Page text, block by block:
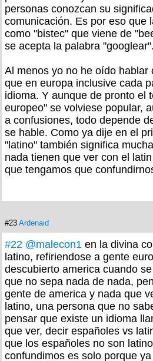
personas conozcan su
comunicación. Es por eso que
como "bistec" que viene de
se acepta la palabra "googlear".
Al menos yo no he oído hablar
que en europa inclusive cada
idioma. Y aunque de pronto el
europeo" se volviese popular,
a confusiones, todo depende
se hable. Como ya dije en el
"latino" también significa
nada tienen que ver con el
que tengamos que
#23 Ardenaid
#22 @malecon1 en la divina
latino, refiriendose a gente
descubierto america cuando
que no sepa nada de nada,
gente de america y nada que
latino, una persona que no
pensar que existe un idioma
que ver, decir españoles vs
que los españoles no son
confundimos es solo porque